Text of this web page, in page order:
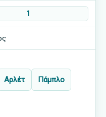
1
Αρλέτ Πάμπλο